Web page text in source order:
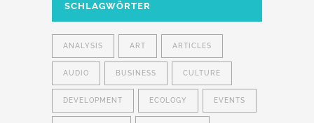
SCHLAGWÖRTER
ANALYSIS ART ARTICLES
AUDIO BUSINESS CULTURE
DEVELOPMENT ECOLOGY EVENTS